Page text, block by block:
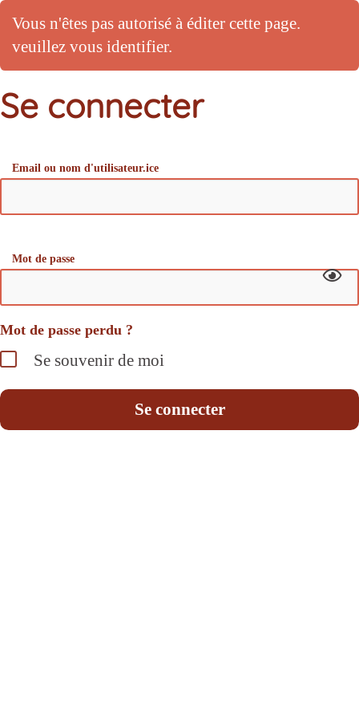
Vous n'êtes pas autorisé à éditer cette page.
veuillez vous identifier.
Se connecter
Email ou nom d'utilisateur.ice
Mot de passe
Mot de passe perdu ?
Se souvenir de moi
Se connecter